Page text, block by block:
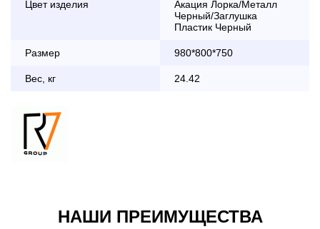
Цвет изделия
Акация Лорка/Металл
Черный/Заглушка
Пластик Черный
Размер 980*800*750
Вес, кг 24.42
дни с 8:30 до 18:00
2 000 руб.
Доставка по Московской области с 8:30 до 18:00
До 90 000 руб.
НАШИ ПРЕИМУЩЕСТВА